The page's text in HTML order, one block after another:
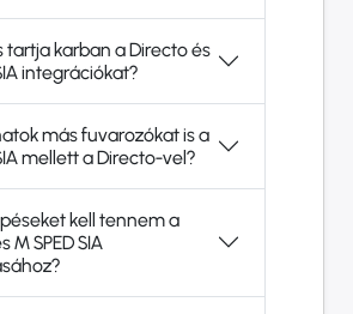
tartja karban a Directo és
integrációkat?
más fuvarozókat is a
mellett a Directo-vel?
kell tennem a
M SPED SIA